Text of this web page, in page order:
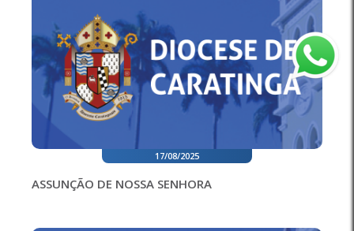
17/08/2025
ASSUNÇÃO DE NOSSA SENHORA